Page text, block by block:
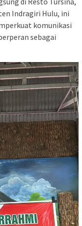
Indragiri Hulu, ini
komunikasi
sebagai